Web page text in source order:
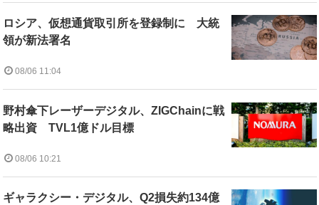
ロシア、仮想通貨取引所を登録制に 大統
領が新法署名
08/06 11:04
野村傘下レーザーデジタル、ZIGChainに戦
略出資 TVL1億ドル目標
08/06 10:21
ギャラクシー・デジタル、Q2損失約134億